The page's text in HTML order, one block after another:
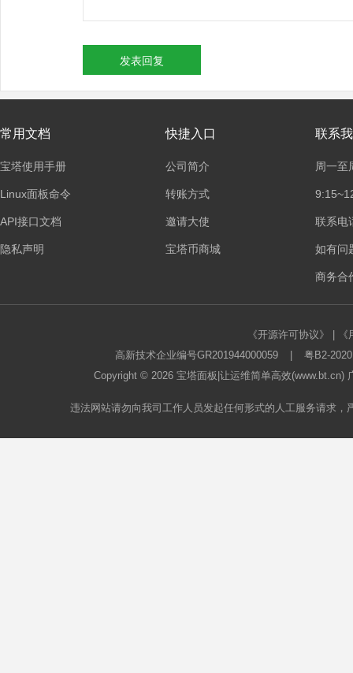
发表回复
常用文档
宝塔使用手册
Linux面板命令
API接口文档
隐私声明
快捷入口
公司简介
转账方式
邀请大使
宝塔币商城
联系
周一至
联系电
如有问
商务合
《开源许可协议》
高新技术企业编号GR201944000059
粤B2-
Copyright © 2026 宝塔面板 |让运维简单高效
违法网站请勿向我司工作人员发起任何形式的人工服务请求，